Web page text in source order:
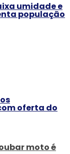
umidade e
população
oferta do
moto é